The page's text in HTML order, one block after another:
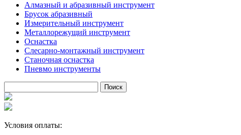
Алмазный и абразивный инструмент
Брусок абразивный
Измерительный инструмент
Металлорежущий инструмент
Оснастка
Слесарно-монтажный инструмент
Станочная оснастка
Пневмо инструменты
Условия оплаты: